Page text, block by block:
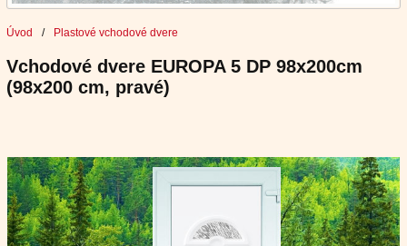
Úvod / Plastové vchodové dvere
Vchodové dvere EUROPA 5 DP 98x200cm
(98x200 cm, pravé)